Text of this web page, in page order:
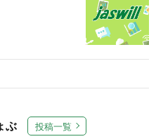
ぶ 投稿一覧